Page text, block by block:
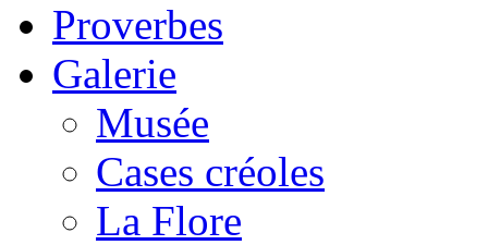
Proverbes
Galerie
Musée
Cases créoles
La Flore